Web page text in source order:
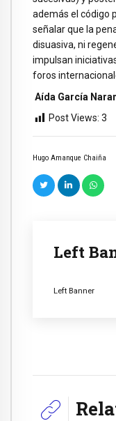
Hugo Amanque Chaiña
Left
Left Banner
además el código
señalar que la
disuasiva, ni
impulsan
foros
Aída García
Post Views: 3